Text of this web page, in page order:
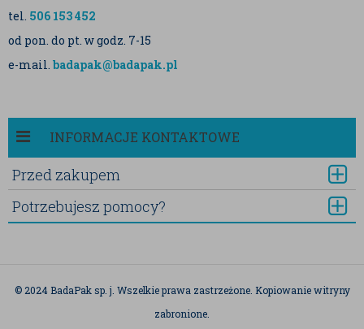
tel. 506 153 452
od pon. do pt. w godz. 7-15
e-mail. badapak@badapak.pl
INFORMACJE KONTAKTOWE
Przed zakupem
Potrzebujesz pomocy?
© 2024 BadaPak sp. j. Wszelkie prawa zastrzeżone. Kopiowanie witryny
zabronione.